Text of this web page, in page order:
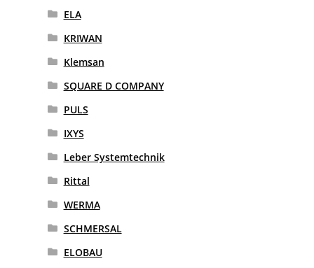
ELA
KRIWAN
Klemsan
SQUARE D COMPANY
PULS
IXYS
Leber Systemtechnik
Rittal
WERMA
SCHMERSAL
ELOBAU